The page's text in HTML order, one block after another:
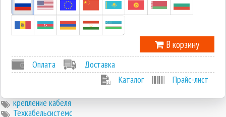
-1
В корзину
Оплата
Доставка
Каталог
Прайс-лист
крепление кабеля
Техкабельсистемс